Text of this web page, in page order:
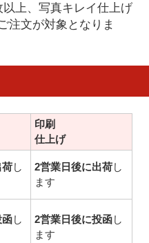
上、写真キレイ仕上げ
注文が対象となりま
印刷
仕上げ
荷し
2営業日後に出荷し
ます
函し
2営業日後に投函し
ます